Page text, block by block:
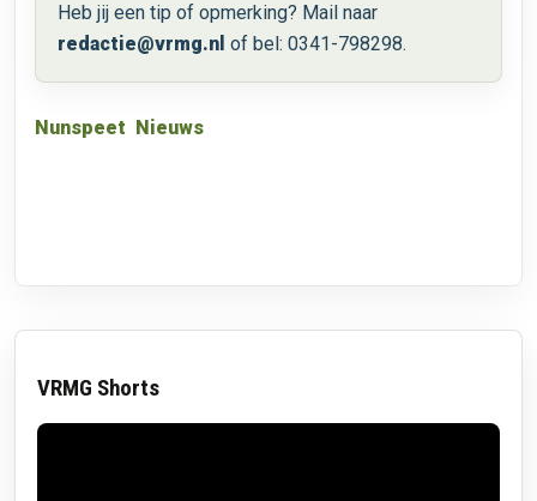
Heb jij een tip of opmerking? Mail naar
redactie@vrmg.nl of bel: 0341-798298.
Nunspeet Nieuws
VRMG Shorts